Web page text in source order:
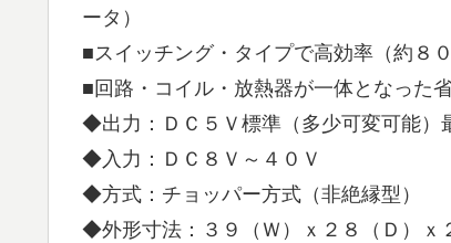
ータ）
■スイッチング・タイプで高効率（約８０
■回路・コイル・放熱器が一体となった
◆出力：ＤＣ５Ｖ標準（多少可変可能）
◆入力：ＤＣ８Ｖ～４０Ｖ
◆方式：チョッパー方式（非絶縁型）
◆外形寸法：３９（Ｗ）ｘ２８（Ｄ）ｘ